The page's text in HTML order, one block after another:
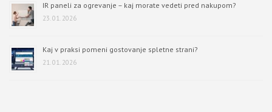
IR paneli za ogrevanje – kaj morate vedeti pred nakupom?
23. 01. 2026
Kaj v praksi pomeni gostovanje spletne strani?
21. 01. 2026